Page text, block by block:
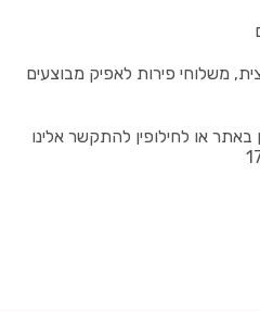
משלוחי פירות לאפיק מבוצעים
או לחילופין להתקשר אלינו